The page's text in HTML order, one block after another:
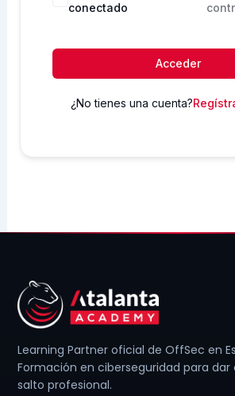
conectado
Acceder
¿No tienes una cuenta?
Learning Partner oficial de OffSec en
Formación en ciberseguridad para dar
salto profesional.